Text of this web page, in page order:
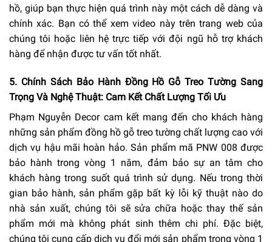
hồ, giúp bạn thực hiện quá trình này một cách dễ dàng và
chính xác. Bạn có thể xem video này trên trang web của
chúng tôi hoặc liên hệ trực tiếp với đội ngũ hỗ trợ khách
hàng để nhận được tư vấn tốt nhất.
5. Chính Sách Bảo Hành Đồng Hồ Gỗ Treo Tường Sang
Trọng Và Nghệ Thuật: Cam Kết Chất Lượng Tối Ưu
Phạm Nguyễn Decor cam kết mang đến cho khách hàng
những sản phẩm đồng hồ gỗ treo tường chất lượng cao với
dịch vụ hậu mãi hoàn hảo. Sản phẩm mã PNW 008 được
bảo hành trong vòng 1 năm, đảm bảo sự an tâm cho
khách hàng trong suốt quá trình sử dụng. Nếu trong thời
gian bảo hành, sản phẩm gặp bất kỳ lỗi kỹ thuật nào do
nhà sản xuất, chúng tôi sẽ sửa chữa hoặc thay thế sản
phẩm mới mà không phát sinh thêm chi phí. Đặc biệt,
chúng tôi cung cấp dịch vụ đổi mới sản phẩm trong vòng 1